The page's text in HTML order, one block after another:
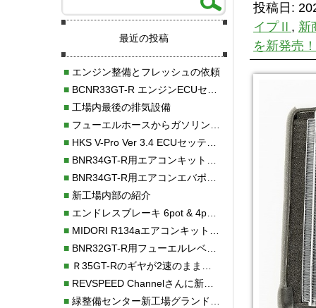
投稿日:
イプⅡ , 新
を新発売
最近の投稿
■エンジン整備とフレッシュの依頼
■BCNR33GT-R エンジンECUセッティング調整
■工場内最後の排気設備
■フューエルホースからガソリン漏れ
■HKS V-Pro Ver 3.4 ECUセッティング
■BNR34GT-R用エアコンキット新発売！！
■BNR34GT-R用エアコンエバポレーターを新発売！！
■新工場内部の紹介
■エンドレスブレーキ 6pot & 4potオーバーホール
■MIDORI R134aエアコンキットタイプⅡ取り付け
■BNR32GT-R用フューエルレベルセンサー新発売！！
■Ｒ35GT-Rのギヤが2速のまま変速しない！！
■REVSPEED Channelさんに新社屋を紹介していただきました!!
■緑整備センター新工場グランドオープン・続報